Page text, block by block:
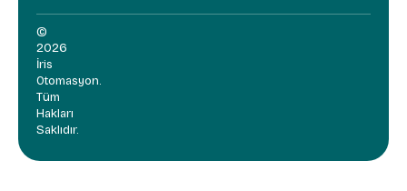
©
2026
İris
Otomasyon.
Tüm
Hakları
Saklıdır.